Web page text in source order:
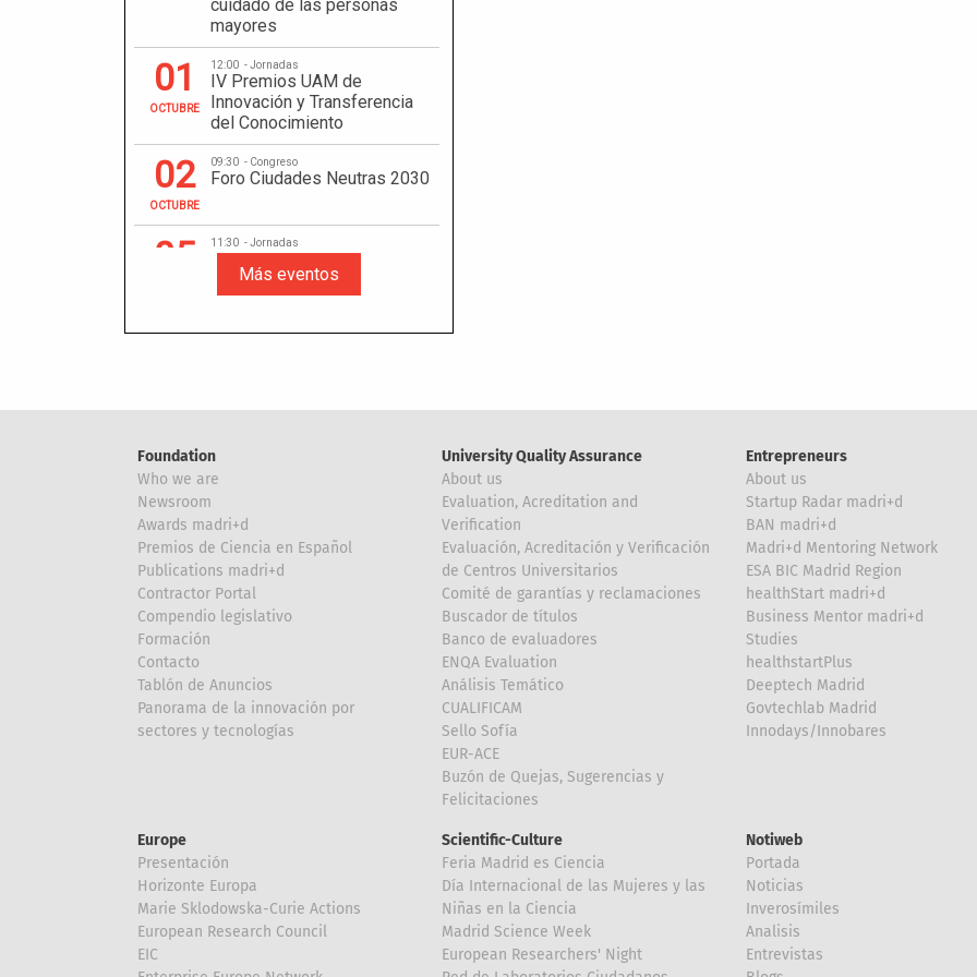
Foundation
Who we are
Newsroom
Awards madri+d
Premios de Ciencia en Español
Publications madri+d
Contractor Portal
Compendio legislativo
Formación
Contacto
Tablón de Anuncios
Panorama de la innovación por
sectores y tecnologías
University Quality Assurance
About us
Evaluation, Acreditation and
Verification
Evaluación, Acreditación y Verificación
de Centros Universitarios
Comité de garantías y reclamaciones
Buscador de títulos
Banco de evaluadores
ENQA Evaluation
Análisis Temático
CUALIFICAM
Sello Sofía
EUR-ACE
Buzón de Quejas, Sugerencias y
Felicitaciones
Entrepreneurs
About us
Startup Radar madri+d
BAN madri+d
Madri+d Mentoring Network
ESA BIC Madrid Region
healthStart madri+d
Business Mentor madri+d
Studies
healthstartPlus
Deeptech Madrid
Govtechlab Madrid
Innodays/Innobares
Europe
Presentación
Horizonte Europa
Marie Sklodowska-Curie Actions
European Research Council
EIC
Scientific-Culture
Feria Madrid es Ciencia
Día Internacional de las Mujeres y las
Niñas en la Ciencia
Madrid Science Week
European Researchers' Night
Notiweb
Portada
Noticias
Inverosímiles
Analisis
Entrevistas